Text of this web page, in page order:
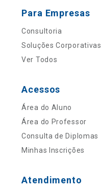
Para Empresas
Consultoria
Soluções Corporativas
Ver Todos
Acessos
Área do Aluno
Área do Professor
Consulta de Diplomas
Minhas Inscrições
Atendimento